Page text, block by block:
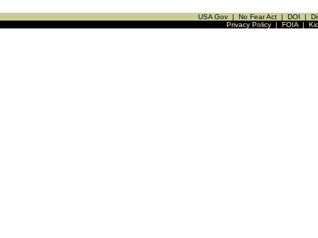
USA Gov | No Fear Act | DOI |
Privacy Policy| FOIA|